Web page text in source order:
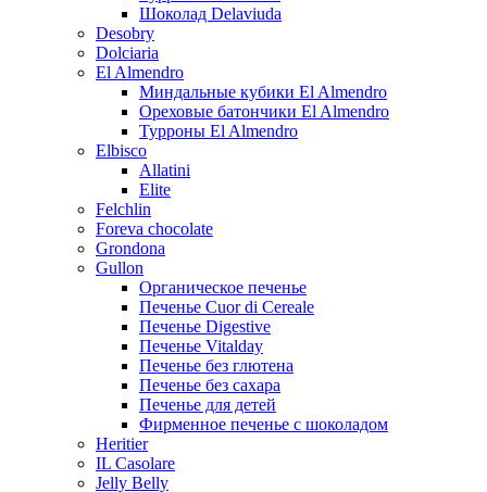
Шоколад Delaviuda
Desobry
Dolciaria
El Almendro
Миндальные кубики El Almendro
Ореховые батончики El Almendro
Турроны El Almendro
Elbisco
Allatini
Elite
Felchlin
Foreva chocolate
Grondona
Gullon
Органическое печенье
Печенье Cuor di Cereale
Печенье Digestive
Печенье Vitalday
Печенье без глютена
Печенье без сахара
Печенье для детей
Фирменное печенье с шоколадом
Heritier
IL Casolare
Jelly Belly